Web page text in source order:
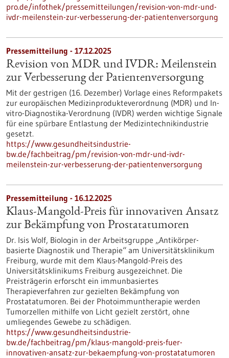
pro.de/infothek/pressemitteilungen/revision-von-mdr-und-
ivdr-meilenstein-zur-verbesserung-der-patientenversorgung
Pressemitteilung - 17.12.2025
Revision von MDR und IVDR: Meilenstein
zur Verbesserung der Patientenversorgung
Mit der gestrigen (16. Dezember) Vorlage eines Reformpakets
zur europäischen Medizinprodukteverordnung (MDR) und In-
vitro-Diagnostika-Verordnung (IVDR) werden wichtige Signale
für eine spürbare Entlastung der Medizintechnikindustrie
gesetzt.
https://www.gesundheitsindustrie-
bw.de/fachbeitrag/pm/revision-von-mdr-und-ivdr-
meilenstein-zur-verbesserung-der-patientenversorgung
Pressemitteilung - 16.12.2025
Klaus-Mangold-Preis für innovativen Ansatz
zur Bekämpfung von Prostatatumoren
Dr. Isis Wolf, Biologin in der Arbeitsgruppe „Antikörper-
basierte Diagnostik und Therapie“ am Universitätsklinikum
Freiburg, wurde mit dem Klaus-Mangold-Preis des
Universitätsklinikums Freiburg ausgezeichnet. Die
Preisträgerin erforscht ein immunbasiertes
Therapieverfahren zur gezielten Bekämpfung von
Prostatatumoren. Bei der Photoimmuntherapie werden
Tumorzellen mithilfe von Licht gezielt zerstört, ohne
umliegendes Gewebe zu schädigen.
https://www.gesundheitsindustrie-
bw.de/fachbeitrag/pm/klaus-mangold-preis-fuer-
innovativen-ansatz-zur-bekaempfung-von-prostatatumoren